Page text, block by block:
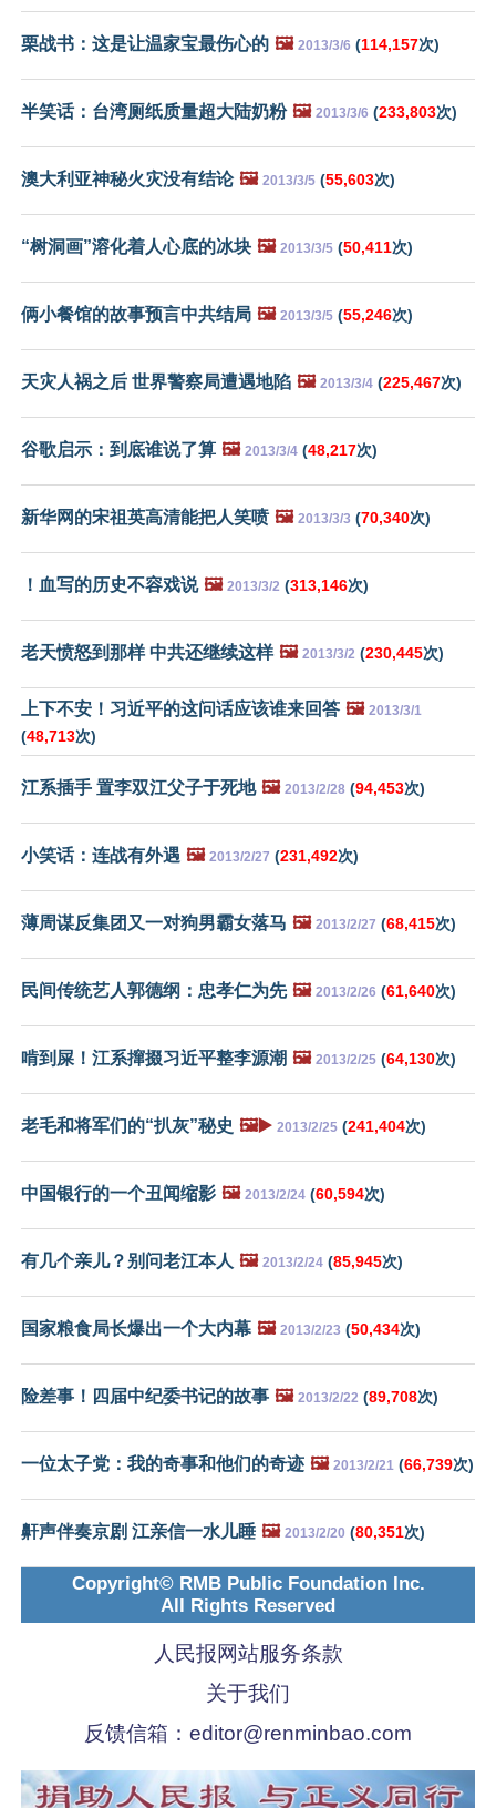
栗战书：这是让温家宝最伤心的 🖼️ 2013/3/6 (114,157次)
半笑话：台湾厕纸质量超大陆奶粉 🖼️ 2013/3/6 (233,803次)
澳大利亚神秘火灾没有结论 🖼️ 2013/3/5 (55,603次)
“树洞画”溶化着人心底的冰块 🖼️ 2013/3/5 (50,411次)
俩小餐馆的故事预言中共结局 🖼️ 2013/3/5 (55,246次)
天灾人祸之后 世界警察局遭遇地陷 🖼️ 2013/3/4 (225,467次)
谷歌启示：到底谁说了算 🖼️ 2013/3/4 (48,217次)
新华网的宋祖英高清能把人笑喷 🖼️ 2013/3/3 (70,340次)
！血写的历史不容戏说 🖼️ 2013/3/2 (313,146次)
老天愤怒到那样 中共还继续这样 🖼️ 2013/3/2 (230,445次)
上下不安！习近平的这问话应该谁来回答 🖼️ 2013/3/1
(48,713次)
江系插手 置李双江父子于死地 🖼️ 2013/2/28 (94,453次)
小笑话：连战有外遇 🖼️ 2013/2/27 (231,492次)
薄周谋反集团又一对狗男霸女落马 🖼️ 2013/2/27 (68,415次)
民间传统艺人郭德纲：忠孝仁为先 🖼️ 2013/2/26 (61,640次)
啃到屎！江系撺掇习近平整李源潮 🖼️ 2013/2/25 (64,130次)
老毛和将军们的“扒灰”秘史 🖼️▶️ 2013/2/25 (241,404次)
中国银行的一个丑闻缩影 🖼️ 2013/2/24 (60,594次)
有几个亲儿？别问老江本人 🖼️ 2013/2/24 (85,945次)
国家粮食局长爆出一个大内幕 🖼️ 2013/2/23 (50,434次)
险差事！四届中纪委书记的故事 🖼️ 2013/2/22 (89,708次)
一位太子党：我的奇事和他们的奇迹 🖼️ 2013/2/21 (66,739次)
鼾声伴奏京剧 江亲信一水儿睡 🖼️ 2013/2/20 (80,351次)
Copyright© RMB Public Foundation Inc.
All Rights Reserved
人民报网站服务条款
关于我们
反馈信箱： editor@renminbao.com